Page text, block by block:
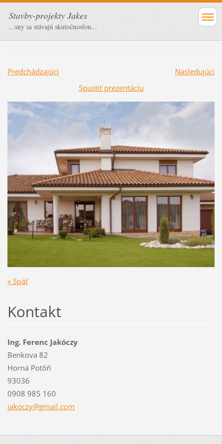
Stavby-projekty Jakes
...sny sa stávajú skutočnosťou...
Predchádzajúci
Nasledujúci
Spustiť prezentáciu
« Späť
Kontakt
Ing. Ferenc Jakóczy
Benkova 82
Horná Potôň
93036
0908 985 160
jakoczy@gmail.com